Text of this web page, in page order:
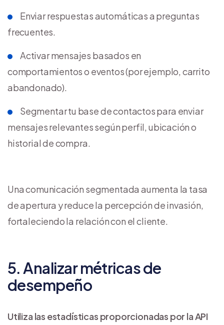
Enviar respuestas automáticas a preguntas
frecuentes.
Activar mensajes basados en
comportamientos o eventos (por ejemplo, carrito
abandonado).
Segmentar tu base de contactos para enviar
mensajes relevantes según perfil, ubicación o
historial de compra.
Una comunicación segmentada aumenta la tasa
de apertura y reduce la percepción de invasión,
fortaleciendo la relación con el cliente.
5. Analizar métricas de
desempeño
Utiliza las estadísticas proporcionadas por la API